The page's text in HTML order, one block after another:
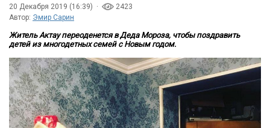
20 Декабря 2019 (16:39) ·
2423
Автор: Эмир Сарин
Житель Актау переоденется в Деда Мороза, чтобы поздравить
детей из многодетных семей с Новым годом.